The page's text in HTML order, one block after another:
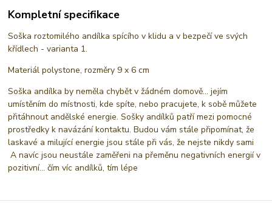
Kompletní specifikace
Soška roztomilého andílka spícího v klidu a v bezpečí ve svých
křídlech - varianta 1.
Materiál polystone, rozměry 9 x 6 cm
Soška andílka by neměla chybět v žádném domově... jejím
umístěním do místnosti, kde spíte, nebo pracujete, k sobě můžete
přitáhnout andělské energie. Sošky andílků patří mezi pomocné
prostředky k navázání kontaktu. Budou vám stále připomínat, že
laskavé a milující energie jsou stále při vás, že nejste nikdy sami
A navíc jsou neustále zaměřeni na přeměnu negativních energií v
pozitivní... čím víc andílků, tím lépe